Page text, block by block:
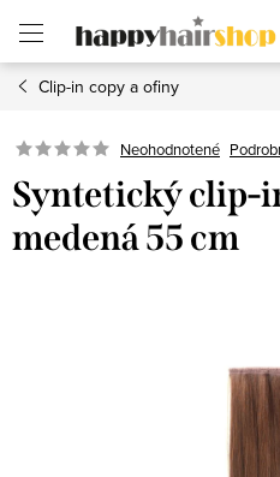
obsah
Clip-in copy a ofiny
Neohodnotené
Syntetický clip-
medená 55 cm